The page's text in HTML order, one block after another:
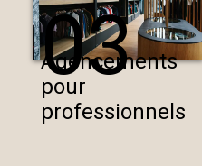
03
Agencements
pour
professionnels